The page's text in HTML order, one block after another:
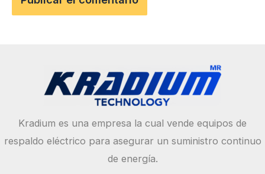
Kradium es una empresa la cual vende equipos de
respaldo eléctrico para asegurar un suministro continuo
de energía.